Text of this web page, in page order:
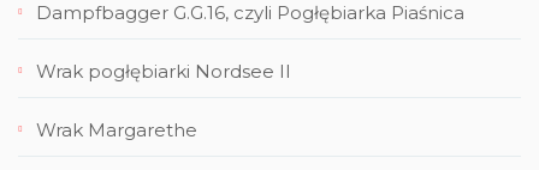
Dampfbagger G.G.16, czyli Pogłębiarka Piaśnica
Wrak pogłębiarki Nordsee II
Wrak Margarethe